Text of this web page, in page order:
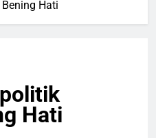
Hati
Hati